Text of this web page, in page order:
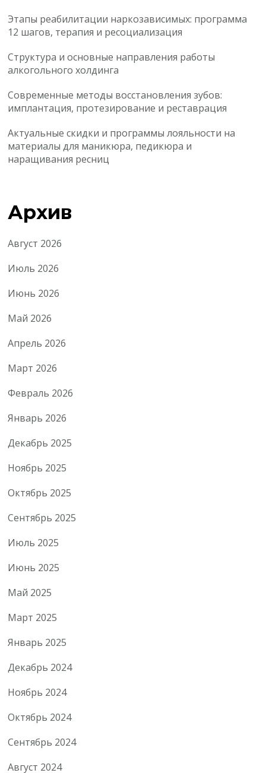
Этапы реабилитации наркозависимых: программа
12 шагов, терапия и ресоциализация
Структура и основные направления работы
алкогольного холдинга
Современные методы восстановления зубов:
имплантация, протезирование и реставрация
Актуальные скидки и программы лояльности на
материалы для маникюра, педикюра и
наращивания ресниц
Архив
Август 2026
Июль 2026
Июнь 2026
Май 2026
Апрель 2026
Март 2026
Февраль 2026
Январь 2026
Декабрь 2025
Ноябрь 2025
Октябрь 2025
Сентябрь 2025
Июль 2025
Июнь 2025
Май 2025
Март 2025
Январь 2025
Декабрь 2024
Ноябрь 2024
Октябрь 2024
Сентябрь 2024
Август 2024